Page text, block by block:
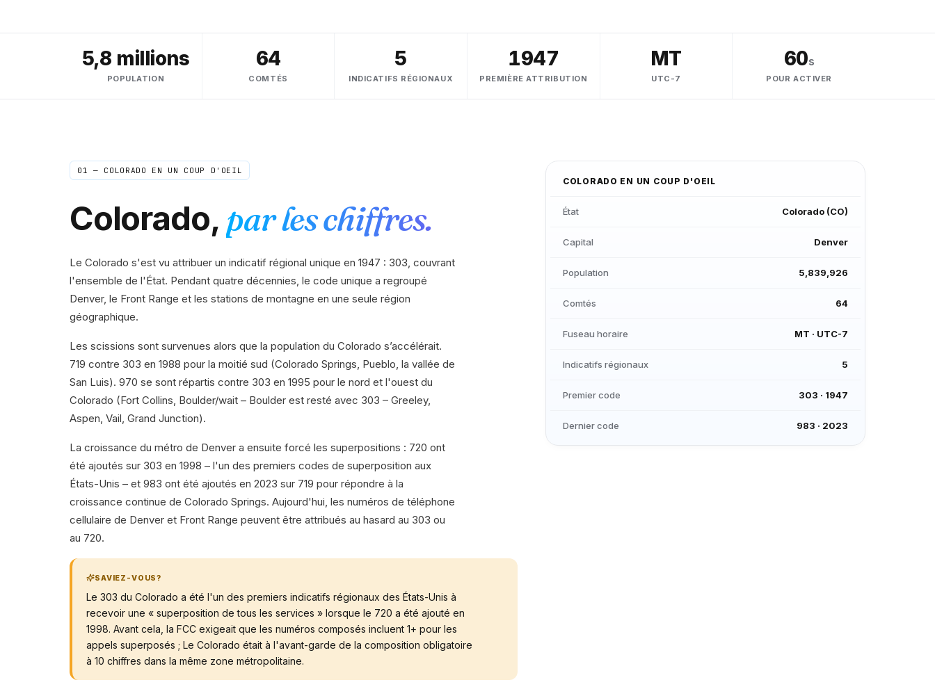
5,8 millions
POPULATION
64
COMTÉS
5
INDICATIFS RÉGIONAUX
1947
PREMIÈRE ATTRIBUTION
MT
UTC-7
60s
POUR ACTIVER
01 — COLORADO EN UN COUP D'OEIL
Colorado, par les chiffres.
Le Colorado s'est vu attribuer un indicatif régional unique en 1947 : 303, couvrant
l'ensemble de l'État. Pendant quatre décennies, le code unique a regroupé
Denver, le Front Range et les stations de montagne en une seule région
géographique.
Les scissions sont survenues alors que la population du Colorado s’accélérait.
719 contre 303 en 1988 pour la moitié sud (Colorado Springs, Pueblo, la vallée de
San Luis). 970 se sont répartis contre 303 en 1995 pour le nord et l'ouest du
Colorado (Fort Collins, Boulder/wait – Boulder est resté avec 303 – Greeley,
Aspen, Vail, Grand Junction).
La croissance du métro de Denver a ensuite forcé les superpositions : 720 ont
été ajoutés sur 303 en 1998 – l'un des premiers codes de superposition aux
États-Unis – et 983 ont été ajoutés en 2023 sur 719 pour répondre à la
croissance continue de Colorado Springs. Aujourd'hui, les numéros de téléphone
cellulaire de Denver et Front Range peuvent être attribués au hasard au 303 ou
au 720.
SAVIEZ-VOUS?
Le 303 du Colorado a été l'un des premiers indicatifs régionaux des États-Unis à
recevoir une « superposition de tous les services » lorsque le 720 a été ajouté en
1998. Avant cela, la FCC exigeait que les numéros composés incluent 1+ pour les
appels superposés ; Le Colorado était à l'avant-garde de la composition obligatoire
à 10 chiffres dans la même zone métropolitaine.
COLORADO EN UN COUP D'OEIL
État Colorado (CO)
Capital Denver
Population 5,839,926
Comtés 64
Fuseau horaire MT · UTC-7
Indicatifs régionaux 5
Premier code 303 · 1947
Dernier code 983 · 2023